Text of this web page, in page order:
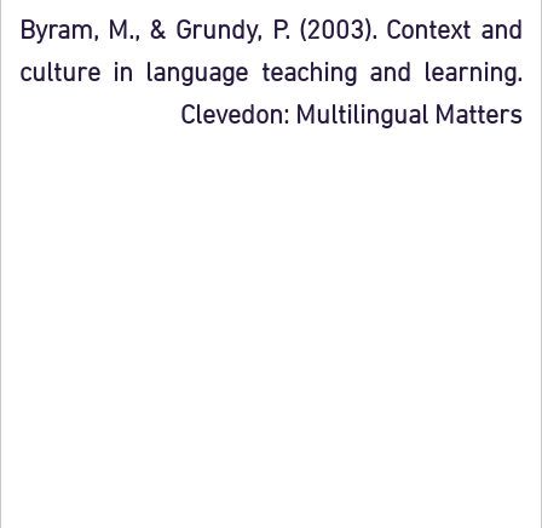
Byram, M., & Grundy, P. (2003). Context and
culture in language teaching and learning.
Clevedon: Multilingual Matters